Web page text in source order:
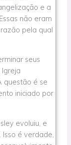
e a
não eram
pela qual
seus
questão é se
iniciado por
evoluiu, e
é verdade,